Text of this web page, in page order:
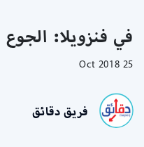
في فنزويلا:
25 Oct 2018
فريق دقائق